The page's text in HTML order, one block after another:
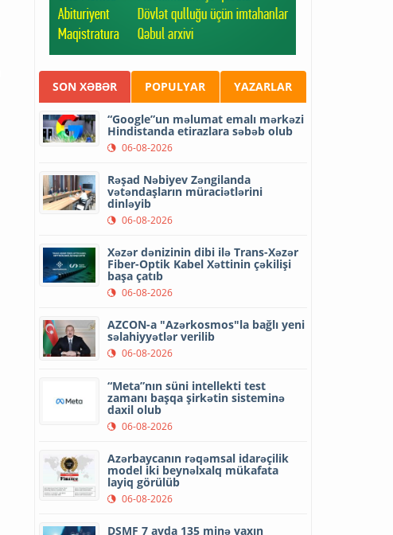
SON XƏBƏR POPULYAR YAZARLAR
“Google”un məlumat emalı mərkəzi
Hindistanda etirazlara səbəb olub
06-08-2026
Rəşad Nəbiyev Zəngilanda
vətəndaşların müraciətlərini
dinləyib
06-08-2026
Xəzər dənizinin dibi ilə Trans-Xəzər
Fiber-Optik Kabel Xəttinin çəkilişi
başa çatıb
06-08-2026
AZCON-a "Azərkosmos"la bağlı yeni
səlahiyyətlər verilib
06-08-2026
“Meta”nın süni intellekti test
zamanı başqa şirkətin sisteminə
daxil olub
06-08-2026
Azərbaycanın rəqəmsal idarəçilik
model iki beynəlxalq mükafata
layiq görülüb
06-08-2026
DSMF 7 ayda 135 minə yaxın